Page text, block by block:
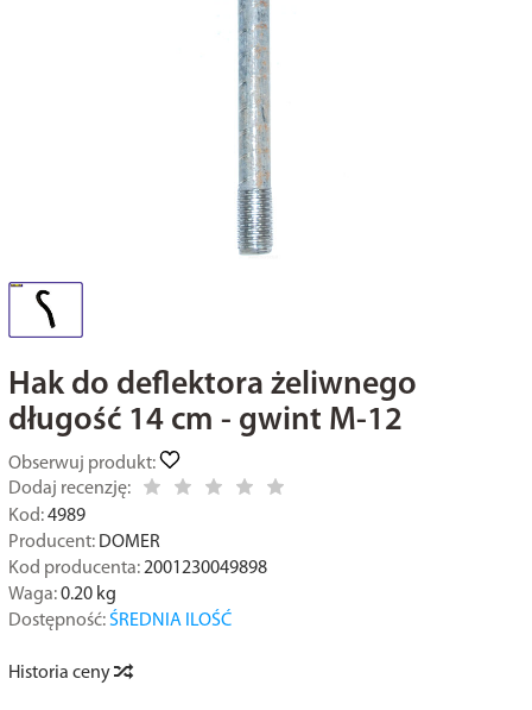
Hak do deflektora żeliwnego
długość 14 cm - gwint M-12
Obserwuj produkt:
Dodaj recenzję:
Kod: 4989
Producent: DOMER
Kod producenta: 2001230049898
Waga: 0.20kg
Dostępność: ŚREDNIA ILOŚĆ
Historia ceny